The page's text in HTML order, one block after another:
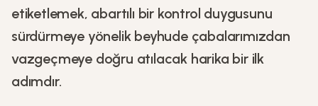
etiketlemek, abartılı bir kontrol duygusunu
sürdürmeye yönelik beyhude çabalarımızdan
vazgeçmeye doğru atılacak harika bir ilk
adımdır.